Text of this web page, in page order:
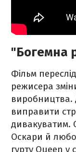
"Богемна
Фільм
режисера
виробництва.
виправити
дивакуватим.
Оскари й
гурту Queen у